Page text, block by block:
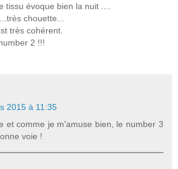
tissu évoque bien la nuit ....
chouette...
très cohérent.
2 !!!
2015 à 11:35
et comme je m'amuse bien, le number 3
voie !